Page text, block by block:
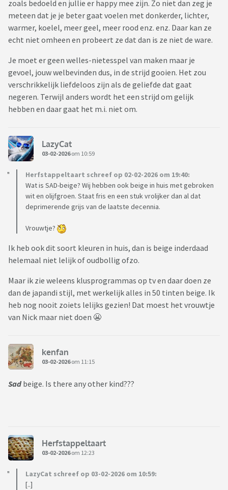
zoals bedoeld en jullie er happy mee zijn. Zo niet dan zeg je
meteen dat je je beter gaat voelen met donkerder, lichter,
warmer, koelel, meer geel, meer rood enz. enz. Daar kan ze
echt niet omheen en probeert ze dat dan is ze niet de ware.
Je moet er geen welles-nietesspel van maken maar je
gevoel, jouw welbevinden dus, in de strijd gooien. Het zou
verschrikkelijk liefdeloos zijn als de geliefde dat gaat
negeren. Terwijl anders wordt het een strijd om gelijk
hebben en daar gaat het m.i. niet om.
LazyCat
03-02-2026om 10:59
Herfstappeltaart schreef op 02-02-2026 om 19:40:
Wat is SAD-beige? Wij hebben ook beige in huis met gebroken
wit en olijfgroen. Staat fris en een stuk vrolijker dan al dat
deprimerende grijs van de laatste decennia.
Vrouwtje?
Ik heb ook dit soort kleuren in huis, dan is beige inderdaad
helemaal niet lelijk of oudbollig ofzo.
Maar ik zie weleens klusprogrammas op tv en daar doen ze
dan de japandi stijl, met werkelijk alles in 50 tinten beige. Ik
heb nog nooit zoiets lelijks gezien! Dat moest het vrouwtje
van Nick maar niet doen 😬
kenfan
03-02-2026om 11:15
Sadbeige. Is there any other kind???
Herfstappeltaart
03-02-2026om 12:23
LazyCat schreef op 03-02-2026 om 10:59:
[..]